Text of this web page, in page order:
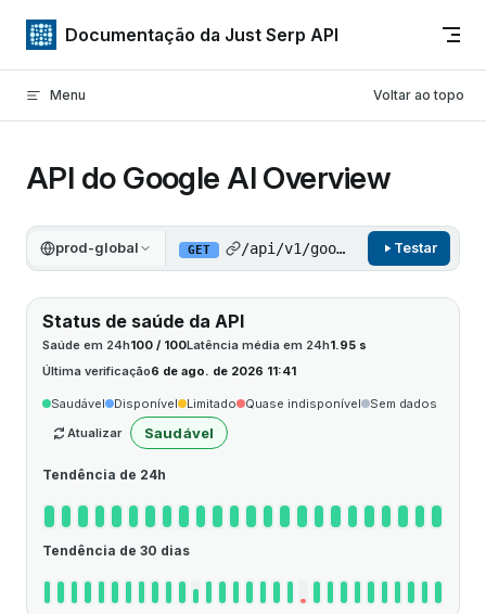
Ir para o conteúdo
Documentação da Just Serp API
Menu Voltar ao topo
API do Google AI Overview
prod-global GET /api/v1/google/ai-overview Testar
Status de saúde da API
Saúde em 24h100 / 100Latência média em 24h1.95 s
Última verificação6 de ago. de 2026 11:41
Saudável Disponível Limitado Quase indisponível
Sem dados
Atualizar
Saudável
Tendência de 24h
Tendência de 30 dias